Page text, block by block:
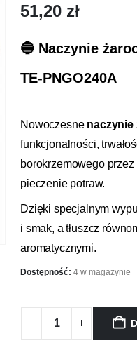
51,20 zł
🔵 Naczynie
TE-PNGO240A
Nowoczesne naczynie
funkcjonalności,
borokrzemowego
pieczenie potraw.
Dzięki specjalnym
i smak, a tłuszcz
aromatycznymi.
Dostępność: 4 w magazynie